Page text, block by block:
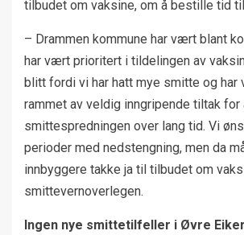
tilbudet om vaksine, om å bestille tid
– Drammen kommune har vært blant
har vært prioritert i tildelingen av
blitt fordi vi har hatt mye smitte og har
rammet av veldig inngripende tiltak for
smittespredningen over lang tid. Vi
perioder med nedstengning, men da
innbyggere takke ja til tilbudet om
smittevernoverlegen.
Ingen nye smittetilfeller i Øvre Eiker